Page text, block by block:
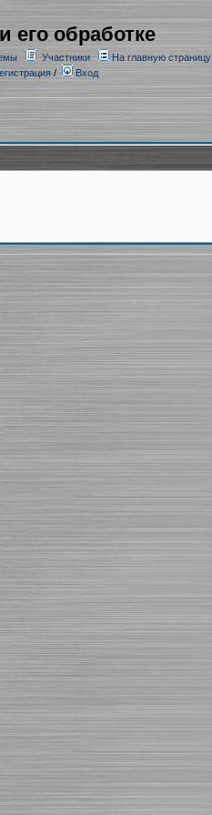
его обработке
Участники
На главную страницу
/ Вход